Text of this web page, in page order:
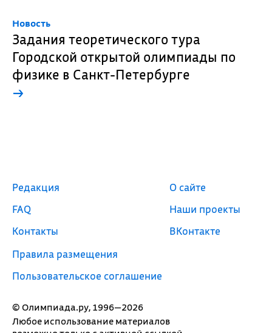
Новость
Задания теоретического тура
Городской открытой олимпиады по
физике в Санкт-Петербурге
→
© Олимпиада.ру, 1996—2026
Любое использование материалов
Редакция
FAQ
Контакты
Правила размещения
Пользовательское соглашение
О сайте
Наши проекты
ВКонтакте